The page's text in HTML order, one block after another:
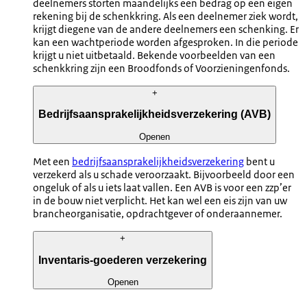
deelnemers storten maandelijks een bedrag op een eigen
rekening bij de schenkkring. Als een deelnemer ziek wordt,
krijgt diegene van de andere deelnemers een schenking. Er
kan een wachtperiode worden afgesproken. In die periode
krijgt u niet uitbetaald. Bekende voorbeelden van een
schenkkring zijn een Broodfonds of Voorzieningenfonds.
+
Bedrijfsaansprakelijkheidsverzekering (AVB)
Openen
Met een bedrijfsaansprakelijkheidsverzekering bent u
verzekerd als u schade veroorzaakt. Bijvoorbeeld door een
ongeluk of als u iets laat vallen. Een AVB is voor een zzp’er
in de bouw niet verplicht. Het kan wel een eis zijn van uw
brancheorganisatie, opdrachtgever of onderaannemer.
+
Inventaris-goederen verzekering
Openen